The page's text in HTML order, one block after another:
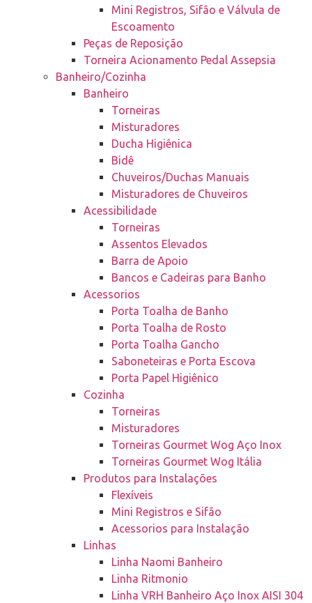
Mini Registros, Sifão e Válvula de
Escoamento
Peças de Reposição
Torneira Acionamento Pedal Assepsia
Banheiro/Cozinha
Banheiro
Torneiras
Misturadores
Ducha Higiênica
Bidê
Chuveiros/Duchas Manuais
Misturadores de Chuveiros
Acessibilidade
Torneiras
Assentos Elevados
Barra de Apoio
Bancos e Cadeiras para Banho
Acessorios
Porta Toalha de Banho
Porta Toalha de Rosto
Porta Toalha Gancho
Saboneteiras e Porta Escova
Porta Papel Higiênico
Cozinha
Torneiras
Misturadores
Torneiras Gourmet Wog Aço Inox
Torneiras Gourmet Wog Itália
Produtos para Instalações
Flexíveis
Mini Registros e Sifão
Acessorios para Instalação
Linhas
Linha Naomi Banheiro
Linha Ritmonio
Linha VRH Banheiro Aço Inox AISI 304